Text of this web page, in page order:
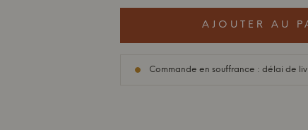
AJOUTER AU
Commande en souffrance : délai de